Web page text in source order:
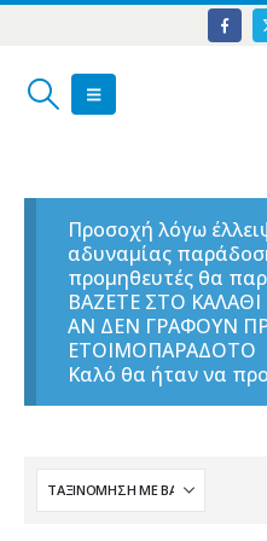
Προσοχή λόγω
αδυναμίας
προμηθευτές θα
ΒΑΖΕΤΕ ΣΤΟ
ΑΝ ΔΕΝ ΓΡΑΦΟΥΝ
ΕΤΟΙΜΟΠΑΡΑΔΟΤΟ
Καλό θα ήταν να